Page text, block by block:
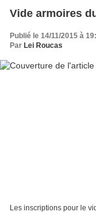
Vide armoires
Publié le 14/11/2015 à
Par Lei Roucas
Les inscriptions pour le